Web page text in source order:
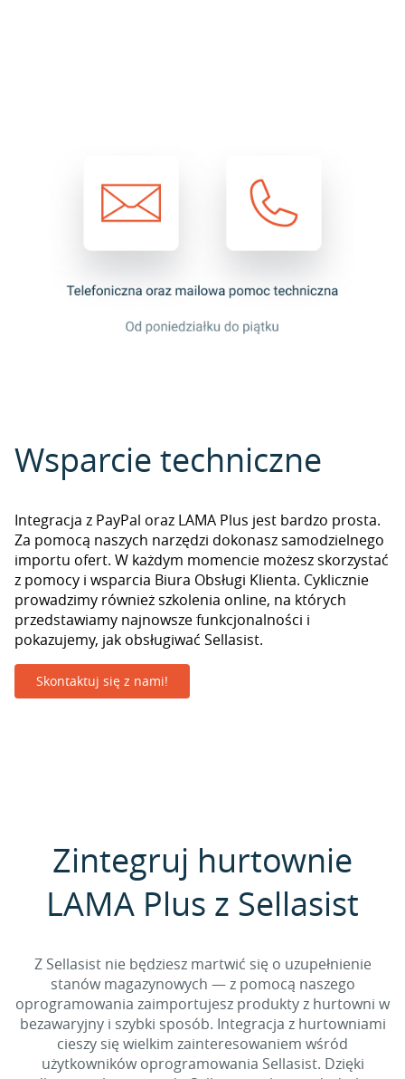
Wsparcie techniczne
Integracja z PayPal oraz LAMA Plus jest bardzo prosta.
Za pomocą naszych narzędzi dokonasz samodzielnego
importu ofert. W każdym momencie możesz skorzystać
z pomocy i wsparcia Biura Obsługi Klienta. Cyklicznie
prowadzimy również szkolenia online, na których
przedstawiamy najnowsze funkcjonalności i
pokazujemy, jak obsługiwać Sellasist.
Skontaktuj się z nami!
Zintegruj hurtownie
LAMA Plus z Sellasist
Z Sellasist nie będziesz martwić się o uzupełnienie
stanów magazynowych — z pomocą naszego
oprogramowania zaimportujesz produkty z hurtowni w
bezawaryjny i szybki sposób. Integracja z hurtowniami
cieszy się wielkim zainteresowaniem wśród
użytkowników oprogramowania Sellasist. Dzięki